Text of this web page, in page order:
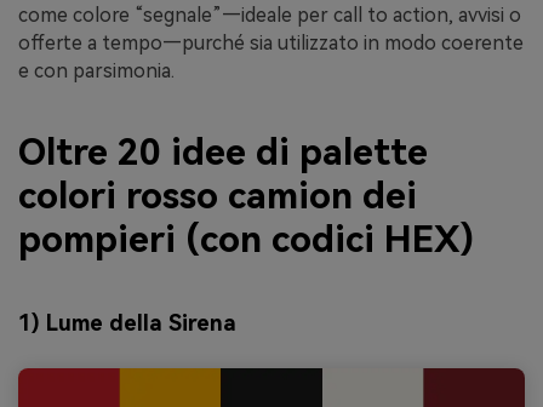
come colore “segnale”—ideale per call to action, avvisi o
offerte a tempo—purché sia utilizzato in modo coerente
e con parsimonia.
Oltre 20 idee di palette
colori rosso camion dei
pompieri (con codici HEX)
1) Lume della Sirena